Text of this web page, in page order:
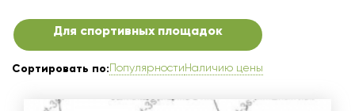
Для спортивных площадок
Сортировать по:ПопулярностиНаличию цены